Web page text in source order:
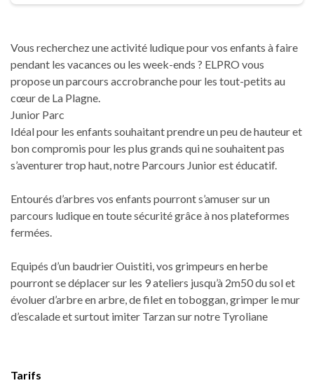
Vous recherchez une activité ludique pour vos enfants à faire
pendant les vacances ou les week-ends ? ELPRO vous
propose un parcours accrobranche pour les tout-petits au
cœur de La Plagne.
Junior Parc
Idéal pour les enfants souhaitant prendre un peu de hauteur et
bon compromis pour les plus grands qui ne souhaitent pas
s’aventurer trop haut, notre Parcours Junior est éducatif.
Entourés d’arbres vos enfants pourront s’amuser sur un
parcours ludique en toute sécurité grâce à nos plateformes
fermées.
Equipés d’un baudrier Ouistiti, vos grimpeurs en herbe
pourront se déplacer sur les 9 ateliers jusqu’à 2m50 du sol et
évoluer d’arbre en arbre, de filet en toboggan, grimper le mur
d’escalade et surtout imiter Tarzan sur notre Tyroliane
Tarifs